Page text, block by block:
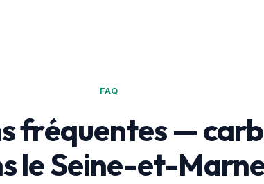
FAQ
fréquentes —
le Seine-et-